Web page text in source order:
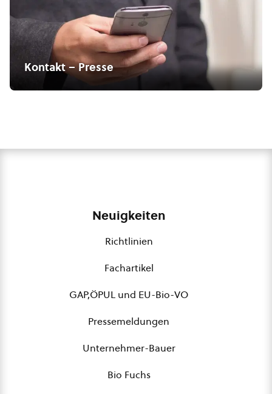
Kontakt – Presse
Neuigkeiten
Richtlinien
Fachartikel
GAP,ÖPUL und EU-Bio-VO
Pressemeldungen
Unternehmer-Bauer
Bio Fuchs